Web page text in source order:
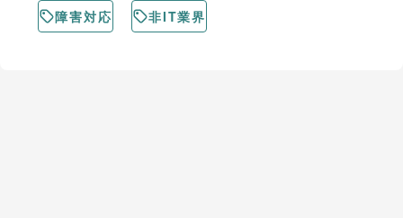
障害対応 非IT業界